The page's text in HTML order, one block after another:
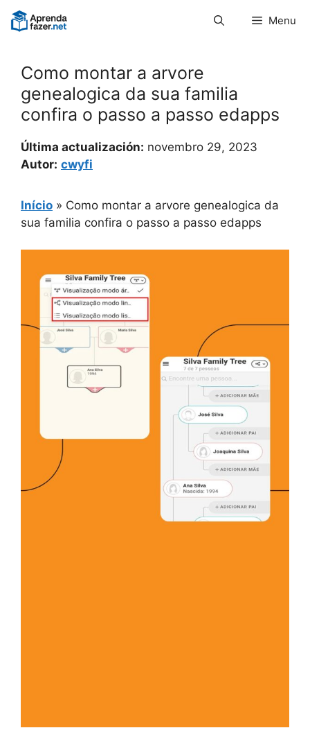
Pular
para
Menu
Como montar a arvore
genealogica da sua familia
confira o passo a passo edapps
Última actualización: novembro 29, 2023
Autor: cwyfi
Início » Como montar a arvore genealogica da
sua familia confira o passo a passo edapps